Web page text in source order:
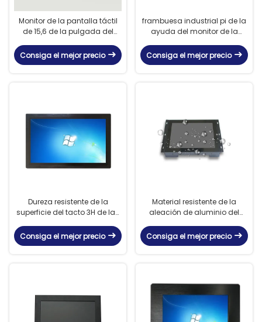
Monitor de la pantalla táctil
de 15,6 de la pulgada del
resolución liendres de la
exhibición 1000
Consiga el mejor precio
frambuesa industrial pi de la
ayuda del monitor de la
monitor de pantalla táctil
Consiga el mejor precio
Dureza resistente de la
superficie del tacto 3H de las
impermeable multi del
monitor LCD 5
Consiga el mejor precio
Material resistente de la
aleación de aluminio del
de 5 alambres con el sensor
ligero
Consiga el mejor precio